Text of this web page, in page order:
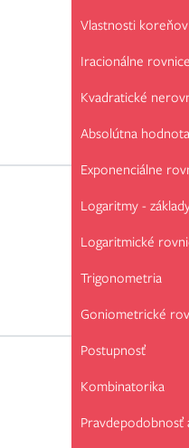
Vlastnosti
Iracionálne rovnice
Kvadratické
Absolútna hodnota
Exponenciálne
Logaritmy -
Logaritmické
Trigonometria
Goniometrické
Postupnosť
Kombinatorika
Pravdepodobnosť